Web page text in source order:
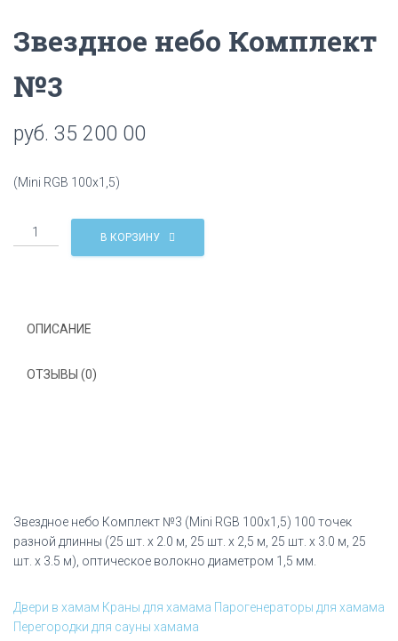
Ю
Звездное небо Комплект
№3
руб. 35 200 00
(Mini RGB 100х1,5)
Количество
Звездное
В КОРЗИНУ
ОПИСАНИЕ
ОТЗЫВЫ (0)
Звездное небо Комплект №3 (Mini RGB 100х1,5) 100 точек
разной длинны (25 шт. х 2.0 м, 25 шт. х 2,5 м, 25 шт. х 3.0 м, 25
шт. х 3.5 м), оптическое волокно диаметром 1,5 мм.
Двери в хамам Краны для хамама Парогенераторы для хамама
Перегородки для сауны хамама